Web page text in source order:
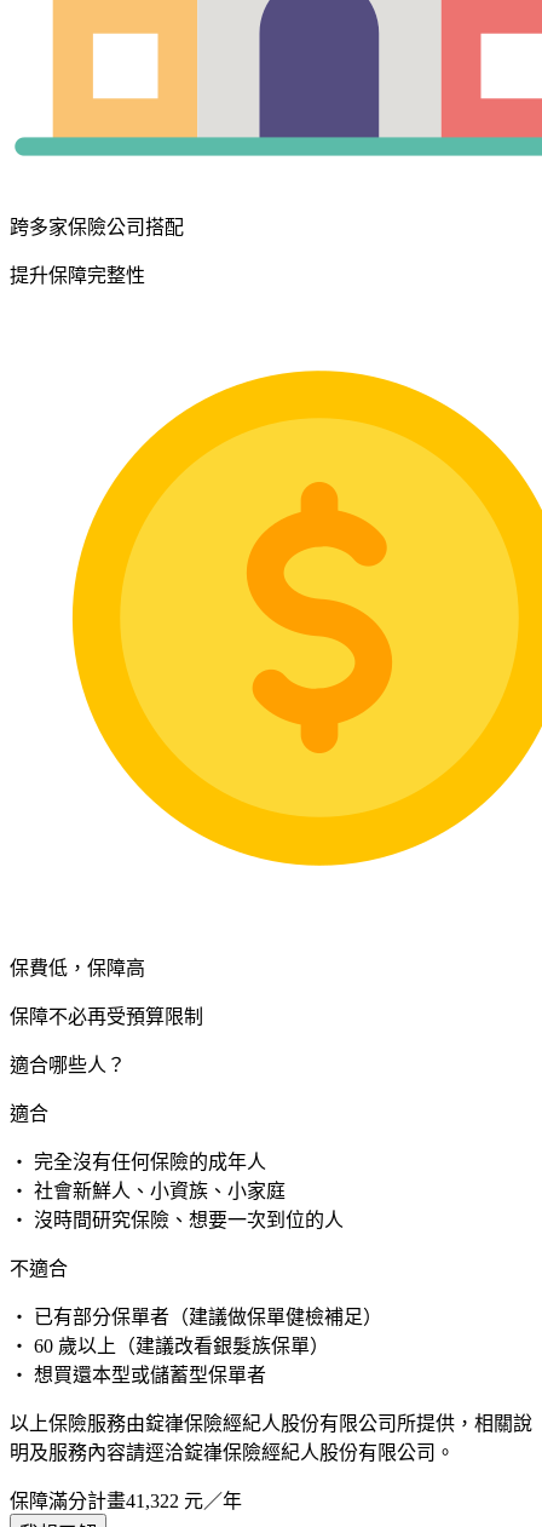
跨多家保險公司搭配
提升保障完整性
保費低，保障高
保障不必再受預算限制
適合哪些人？
適合
・ 完全沒有任何保險的成年人
・ 社會新鮮人、小資族、小家庭
・ 沒時間研究保險、想要一次到位的人
不適合
・ 已有部分保單者（建議做保單健檢補足）
・ 60 歲以上（建議改看銀髮族保單）
・ 想買還本型或儲蓄型保單者
以上保險服務由錠嵂保險經紀人股份有限公司所提供，相關說
明及服務內容請逕洽錠嵂保險經紀人股份有限公司。
保障滿分計畫41,322 元／年